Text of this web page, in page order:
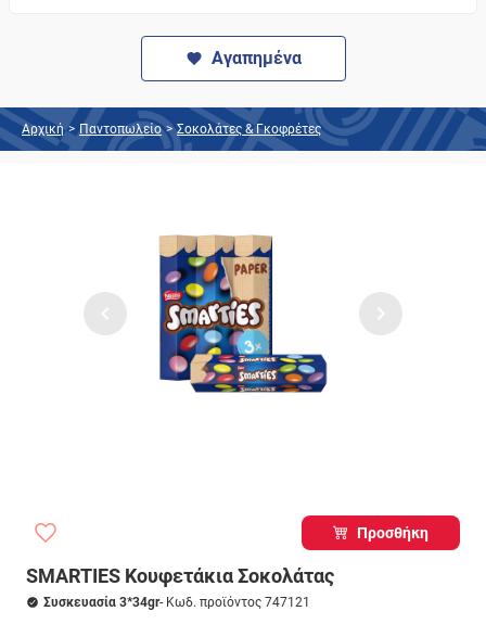
Αγαπημένα
Αρχική > Παντοπωλείο > Σοκολάτες & Γκοφρέτες
Προσθήκη
SMARTIES Κουφετάκια Σοκολάτας
Συσκευασία 3*34gr- Κωδ. προϊόντος 747121